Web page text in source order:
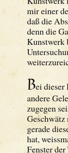
mir einer
daß die
denn die
Kunstwerk
Bei dieser
andere
zugegen
gerade
hat,
Fenster